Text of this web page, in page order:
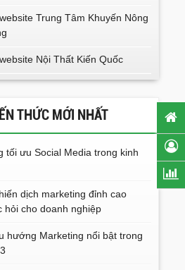
Trung Tâm Khuyến Nông
Nội Thất Kiến Quốc
THỨC MỚI NHẤT
tối ưu Social Media trong kinh
dịch marketing đỉnh cao
hỏi cho doanh nghiệp
hướng Marketing nổi bật trong